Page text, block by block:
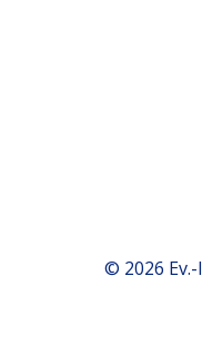
© 2026